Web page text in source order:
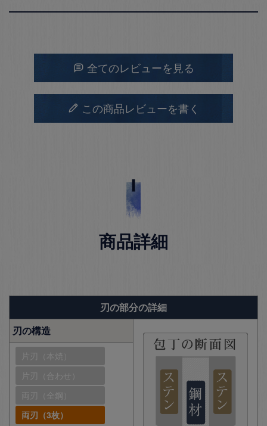
全てのレビューを見る
この商品レビューを書く
商品詳細
刃の部分の詳細
刃の構造
片刃（本焼）
片刃（合わせ）
両刃（全鋼）
両刃（3枚）